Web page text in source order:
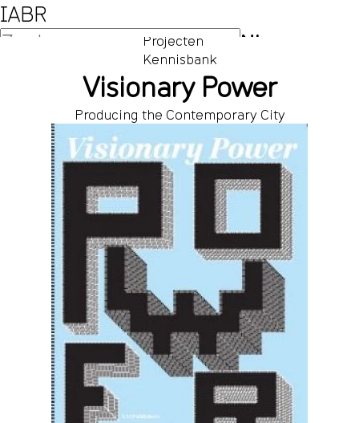
IABR
NL
Projecten
Kennisbank
Visionary Power
Producing the Contemporary City